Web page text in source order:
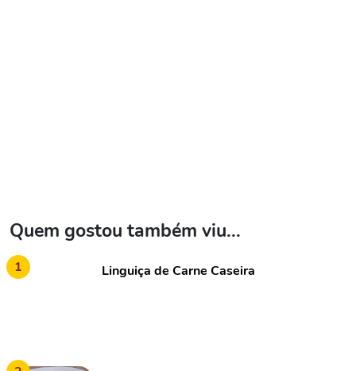
Quem gostou também viu...
1 Linguiça de Carne Caseira